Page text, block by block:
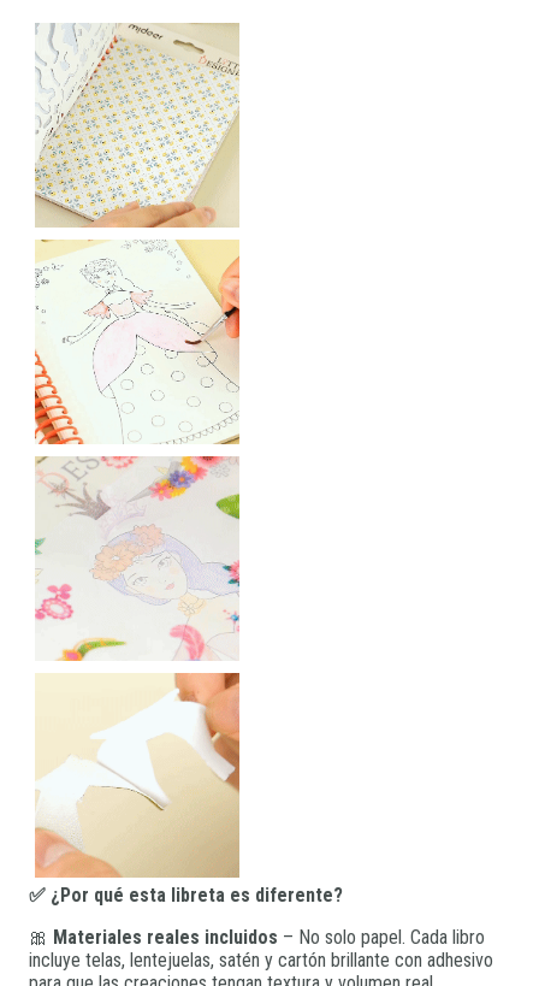
✅ ¿Por qué esta libreta es diferente?
🎀 Materiales reales incluidos – No solo papel. Cada libro
incluye telas, lentejuelas, satén y cartón brillante con adhesivo